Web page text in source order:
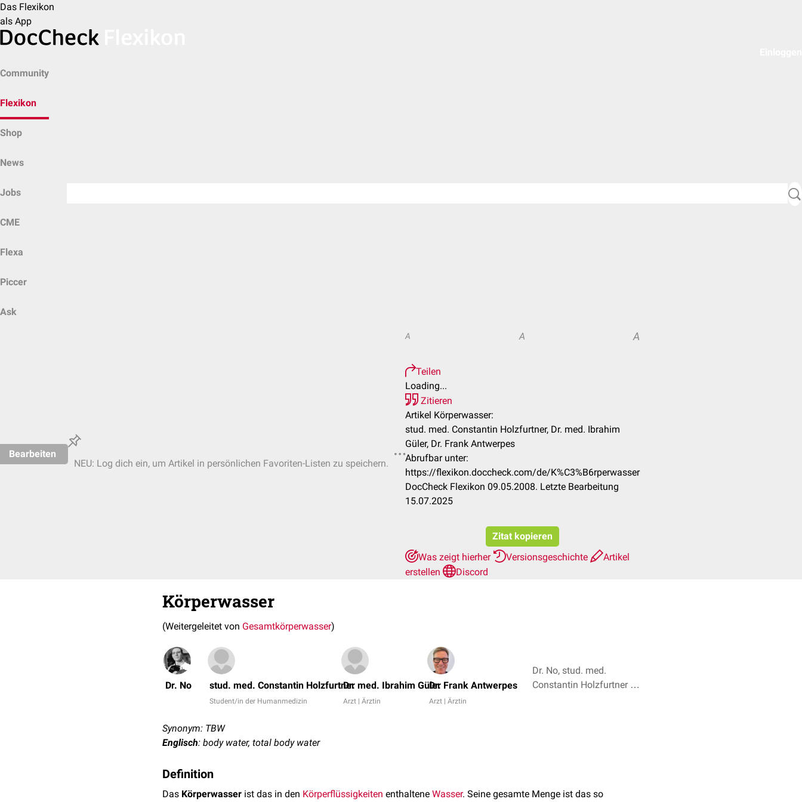
Das Flexikon
als App
Community
Flexikon
Shop
News
Jobs
CME
Flexa
Piccer
Ask
Bearbeiten
NEU: Log dich ein, um Artikel in persönlichen Favoriten-Listen zu speichern.
A A A
Teilen
Loading...
Zitieren
Artikel Körperwasser:
stud. med. Constantin Holzfurtner, Dr. med. Ibrahim
Güler, Dr. Frank Antwerpes
Abrufbar unter:
https://flexikon.doccheck.com/de/K%C3%B6rperwasser
DocCheck Flexikon 09.05.2008. Letzte Bearbeitung
15.07.2025
Zitat kopieren
Was zeigt hierher
Versionsgeschichte
Artikel
erstellen
Discord
Körperwasser
(Weitergeleitet von Gesamtkörperwasser)
Dr. No stud. med. Constantin Holzfurtner
Student/in der Humanmedizin
Dr. med. Ibrahim Güler
Arzt | Ärztin
Dr. Frank Antwerpes
Arzt | Ärztin
Dr. No, stud. med.
Constantin Holzfurtner +
Synonym: TBW
Englisch: body water, total body water
Definition
Das Körperwasser ist das in den Körperflüssigkeiten enthaltene Wasser. Seine gesamte Menge ist das so